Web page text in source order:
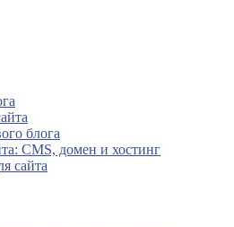
блога
CMS, домен и хостинг
сайта